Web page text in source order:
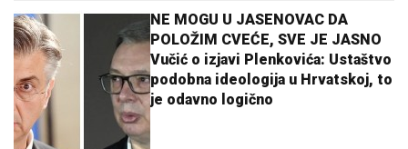
NE MOGU U JASENOVAC DA
POLOŽIM CVEĆE, SVE JE JASNO
Vučić o izjavi Plenkovića: Ustaštvo
podobna ideologija u Hrvatskoj, to
je odavno logično